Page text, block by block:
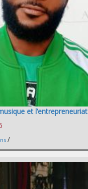
et l’entrepreneuriat
/